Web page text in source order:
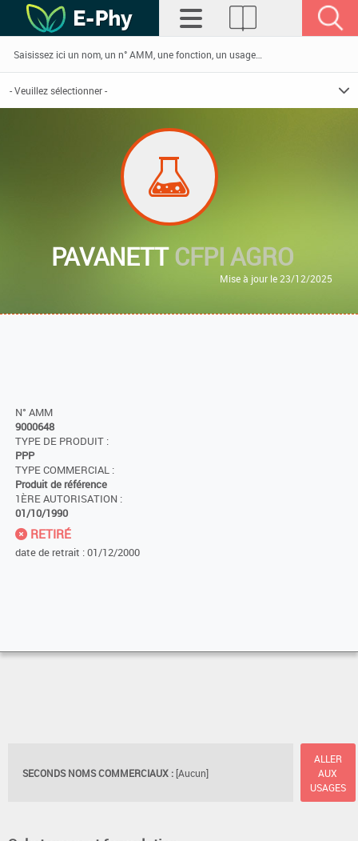
PAVANETTCFPI AGRO
Mise à jour le 23/12/2025
N° AMM
9000648
TYPE DE PRODUIT :
PPP
TYPE COMMERCIAL :
Produit de référence
1ÈRE AUTORISATION :
01/10/1990
RETIRÉ
date de retrait : 01/12/2000
SECONDS NOMS COMMERCIAUX : [Aucun]
ALLER
AUX
USAGES